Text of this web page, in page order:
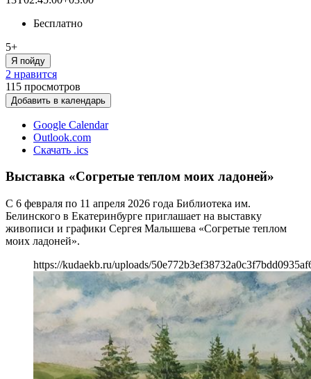
Бесплатно
5+
Я пойду
2 нравится
115 просмотров
Добавить в календарь
Google Calendar
Outlook.com
Скачать .ics
Выставка «Согретые теплом моих ладоней»
С 6 февраля по 11 апреля 2026 года Библиотека им.
Белинского в Екатеринбурге приглашает на выставку
живописи и графики Сергея Малышева «Согретые теплом
моих ладоней».
https://kudaekb.ru/uploads/